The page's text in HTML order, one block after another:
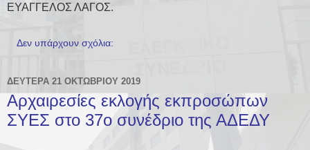
ΕΥΑΓΓΕΛΟΣ ΛΑΓΟΣ.
Δεν υπάρχουν σχόλια:
ΔΕΥΤΈΡΑ 21 ΟΚΤΩΒΡΊΟΥ 2019
Αρχαιρεσίες εκλογής εκπροσώπων
ΣΥΕΣ στο 37ο συνέδριο της ΑΔΕΔΥ